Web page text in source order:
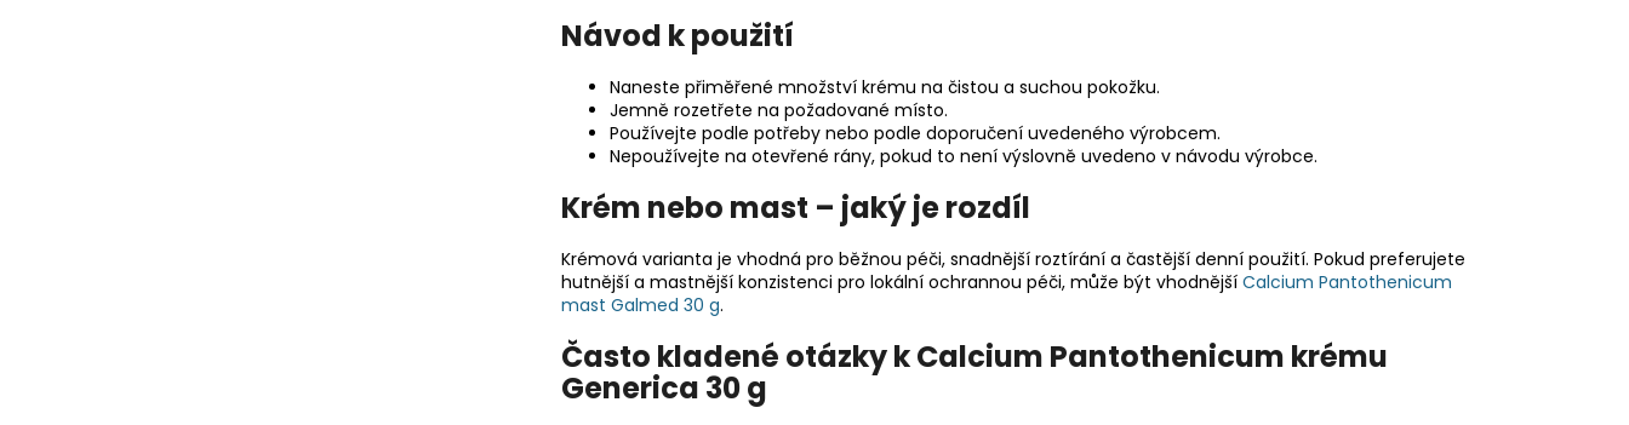
Návod k použití
Naneste přiměřené množství krému na čistou a suchou pokožku.
Jemně rozetřete na požadované místo.
Používejte podle potřeby nebo podle doporučení uvedeného výrobcem.
Nepoužívejte na otevřené rány, pokud to není výslovně uvedeno v návodu výrobce.
Krém nebo mast – jaký je rozdíl
Krémová varianta je vhodná pro běžnou péči, snadnější roztírání a častější denní použití. Pokud preferujete
hutnější a mastnější konzistenci pro lokální ochrannou péči, může být vhodnější Calcium Pantothenicum
mast Galmed 30 g.
Často kladené otázky k Calcium Pantothenicum krému
Generica 30 g